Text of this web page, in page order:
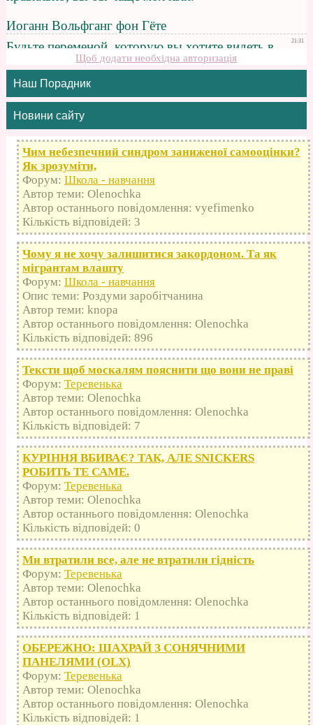
Щоб додати необхідна авторизація
Наш Порадник
Новини сайту
Чим небезпечний синдром заниженої самооцінки?
Як зрозуміти,
Форум: Школа - навчання
Автор теми: Olenochka
Автор останнього повідомлення: vyefimenko
Кількість відповідей: 3
Чому я не хочу залишитися закордоном. Та як
мігрантам влашту
Форум: Школа - навчання
Опис теми: Роздуми заробітчанина
Автор теми: knopa
Автор останнього повідомлення: Olenochka
Кількість відповідей: 896
Тексти щоб москалям пояснити що вони не праві
Форум: Теревенька
Автор теми: Olenochka
Автор останнього повідомлення: Olenochka
Кількість відповідей: 7
КУРІННЯ ВБИВАЄ? ТАК, АЛЕ SNICKERS
РОБИТЬ ТЕ САМЕ.
Форум: Теревенька
Автор теми: Olenochka
Автор останнього повідомлення: Olenochka
Кількість відповідей: 0
Ми втратили все, але не втратили гідність
Форум: Теревенька
Автор теми: Olenochka
Автор останнього повідомлення: Olenochka
Кількість відповідей: 1
ОБЕРЕЖНО: ШАХРАЙ З СОНЯЧНИМИ
ПАНЕЛЯМИ (OLX)
Форум: Теревенька
Автор теми: Olenochka
Автор останнього повідомлення: Olenochka
Кількість відповідей: 1